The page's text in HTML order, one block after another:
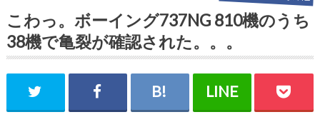
こわっ。ボーイング737NG 810機のうち
38機で亀裂が確認された。。。